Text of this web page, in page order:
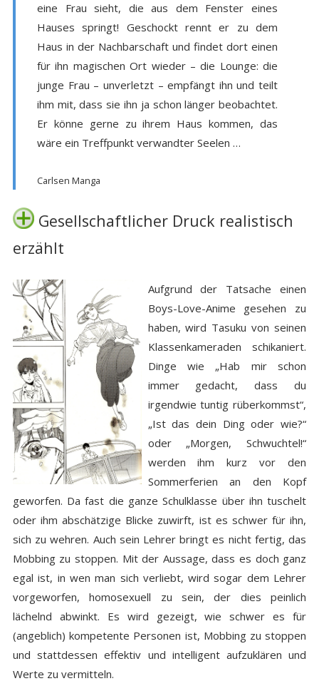
eine Frau sieht, die aus dem Fenster eines
Hauses springt! Geschockt rennt er zu dem
Haus in der Nachbarschaft und findet dort einen
für ihn magischen Ort wieder – die Lounge: die
junge Frau – unverletzt – empfängt ihn und teilt
ihm mit, dass sie ihn ja schon länger beobachtet.
Er könne gerne zu ihrem Haus kommen, das
wäre ein Treffpunkt verwandter Seelen …
Carlsen Manga
Gesellschaftlicher Druck realistisch
erzählt
Aufgrund der Tatsache einen
Boys-Love-Anime gesehen zu
haben, wird Tasuku von seinen
Klassenkameraden schikaniert.
Dinge wie „Hab mir schon
immer gedacht, dass du
irgendwie tuntig rüberkommst“,
„Ist das dein Ding oder wie?“
oder „Morgen, Schwuchtel!“
werden ihm kurz vor den
Sommerferien an den Kopf
geworfen. Da fast die ganze Schulklasse über ihn tuschelt
oder ihm abschätzige Blicke zuwirft, ist es schwer für ihn,
sich zu wehren. Auch sein Lehrer bringt es nicht fertig, das
Mobbing zu stoppen. Mit der Aussage, dass es doch ganz
egal ist, in wen man sich verliebt, wird sogar dem Lehrer
vorgeworfen, homosexuell zu sein, der dies peinlich
lächelnd abwinkt. Es wird gezeigt, wie schwer es für
(angeblich) kompetente Personen ist, Mobbing zu stoppen
und stattdessen effektiv und intelligent aufzuklären und
Werte zu vermitteln.